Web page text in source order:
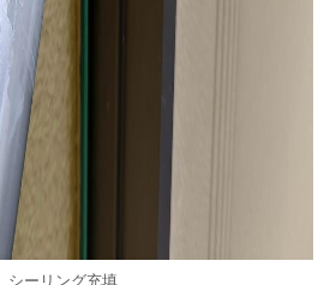
シーリング充填